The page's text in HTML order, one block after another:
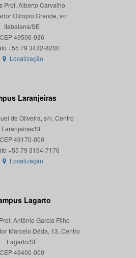
Prof. Alberto Carvalho
Olímpio Grande, s/n
Itabaiana/SE
CEP 49506-036
Localização
Laranjeiras
de Oliveira, s/n, Centro
Laranjeiras/SE
CEP 49170-000
Localização
Lagarto
Antônio Garcia Filho
Marcelo Déda, 13, Centro
Lagarto/SE
CEP 49400-000